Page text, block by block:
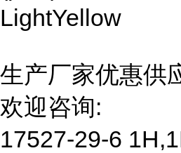
LightYellow
生产厂家优惠供
欢迎咨询:
17527-29-6